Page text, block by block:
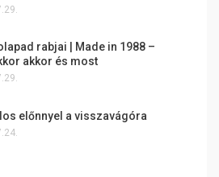
rabjai | Made in 1988 –
akkor és most
előnnyel a visszavágóra